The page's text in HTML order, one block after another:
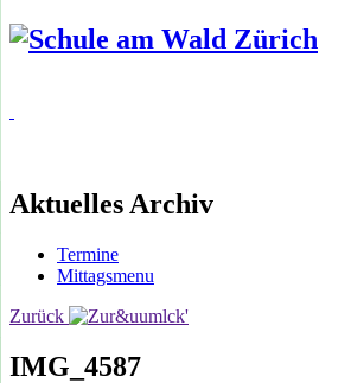
Aktuelles Archiv
Termine
Mittagsmenu
Zurück
IMG_4587